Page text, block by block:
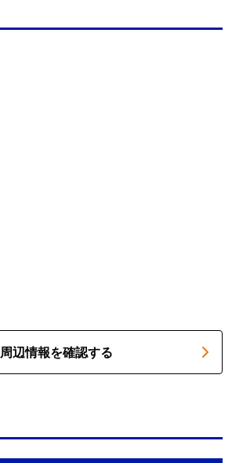
周辺情報を確認する